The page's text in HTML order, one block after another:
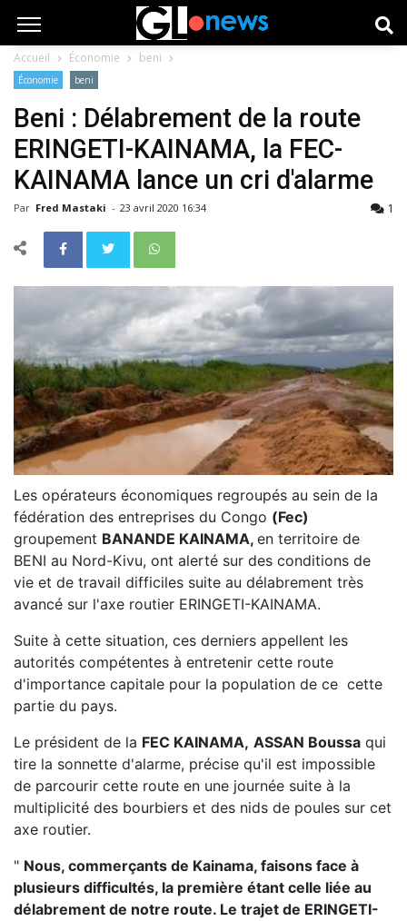
Accueil Économie beni
Économie beni
Beni : Délabrement de la route
ERINGETI-KAINAMA, la FEC-
KAINAMA lance un cri d'alarme
Par Fred Mastaki - 23 avril 2020 16:34 1
Les opérateurs économiques regroupés au sein de la
fédération des entreprises du Congo (Fec)
groupement BANANDE KAINAMA, en territoire de
BENI au Nord-Kivu, ont alerté sur des conditions de
vie et de travail difficiles suite au délabrement très
avancé sur l'axe routier ERINGETI-KAINAMA.
Suite à cette situation, ces derniers appellent les
autorités compétentes à entretenir cette route
d'importance capitale pour la population de ce cette
partie du pays.
Le président de la FEC KAINAMA, ASSAN Boussa qui
tire la sonnette d'alarme, précise qu'il est impossible
de parcourir cette route en une journée suite à la
multiplicité des bourbiers et des nids de poules sur cet
axe routier.
" Nous, commerçants de Kainama, faisons face à
plusieurs difficultés, la première étant celle liée au
délabrement de notre route. Le trajet de ERINGETI-